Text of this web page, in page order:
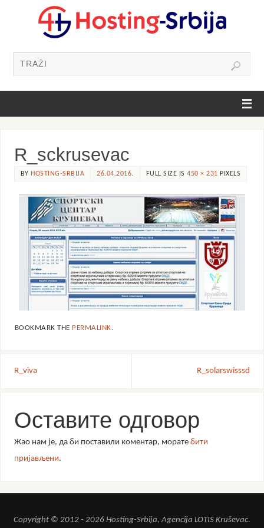
R_sckrusevac
BY HOSTING-SRBIJA 26.04.2016. FULL SIZE IS450 × 231 PIXELS
BOOKMARK THE PERMALINK
R_viva R_solarswisssd
Оставите одговор
Жао нам је, да би поставили коментар, морате бити
пријављени.
Copyright © 2012 - 2026 Hosting-Srbija, Agencija LOTIS Kruševac.